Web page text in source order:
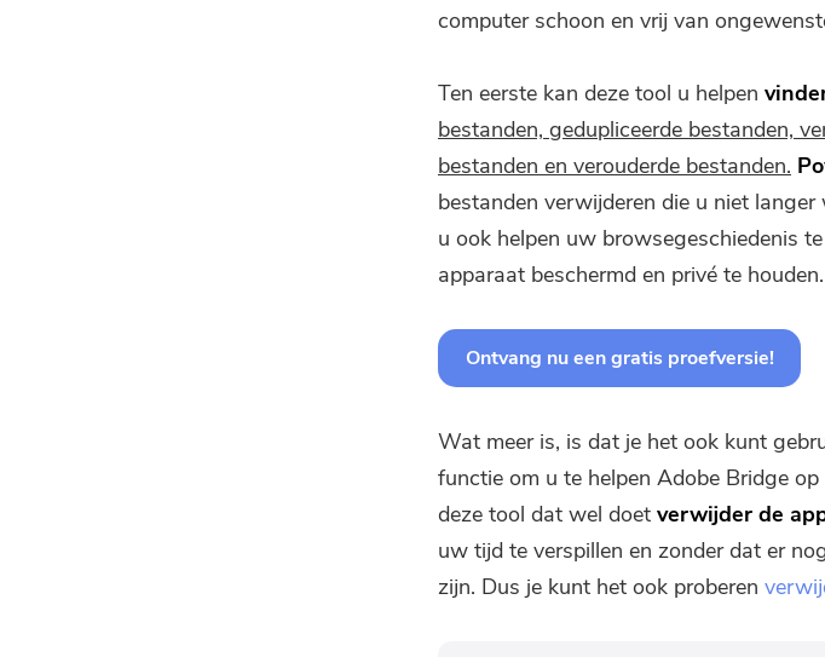
computer schoon en vrij van
Ten eerste kan deze tool u helpen
bestanden, gedupliceerde bestanden,
bestanden en verouderde bestanden.
bestanden verwijderen die u niet
u ook helpen uw browsegeschiedenis
apparaat beschermd en privé te houden.
Ontvang nu een gratis proefversie!
Wat meer is, is dat je het ook kunt
functie om u te helpen Adobe Bridge
deze tool dat wel doet verwijder de
uw tijd te verspillen en zonder dat er
zijn. Dus je kunt het ook proberenJe bent